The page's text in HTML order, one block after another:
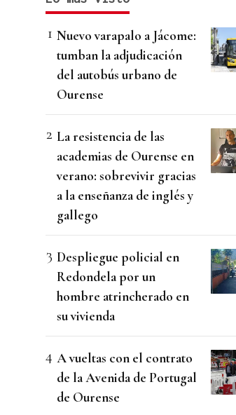
Nuevo varapalo a Jácome:
tumban la adjudicación
del autobús urbano de
Ourense
La resistencia de las
academias de Ourense en
verano: sobrevivir gracias
a la enseñanza de inglés y
gallego
Despliegue policial en
Redondela por un
hombre atrincherado en
su vivienda
A vueltas con el contrato
de la Avenida de Portugal
de Ourense